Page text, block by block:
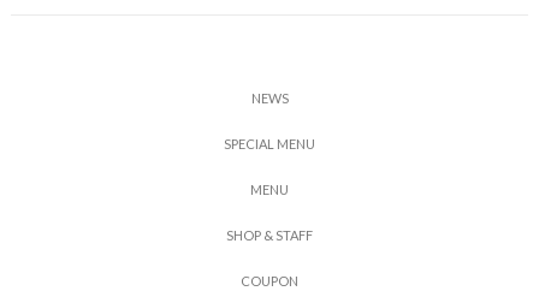
NEWS
SPECIAL MENU
MENU
SHOP & STAFF
COUPON